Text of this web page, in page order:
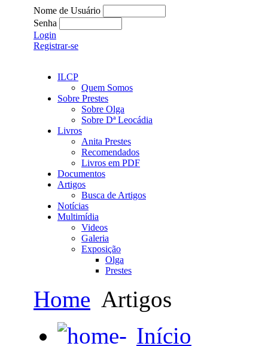
Nome de Usuário
Senha
Login
Registrar-se
ILCP
Quem Somos
Sobre Prestes
Sobre Olga
Sobre Dª Leocádia
Livros
Anita Prestes
Recomendados
Livros em PDF
Documentos
Artigos
Busca de Artigos
Notícias
Multimídia
Videos
Galeria
Exposição
Olga
Prestes
Home Artigos
Início